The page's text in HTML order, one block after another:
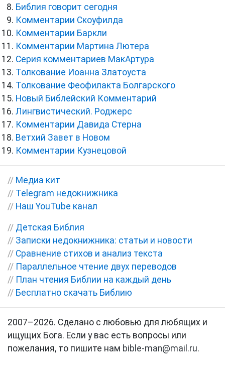
Библия говорит сегодня
Комментарии Скоуфилда
Комментарии Баркли
Комментарии Мартина Лютера
Серия комментариев МакАртура
Толкование Иоанна Златоуста
Толкование Феофилакта Болгарского
Новый Библейский Комментарий
Лингвистический. Роджерс
Комментарии Давида Стерна
Ветхий Завет в Новом
Комментарии Кузнецовой
// Медиа кит
// Telegram недокнижника
// Наш YouTube канал
// Детская Библия
// Записки недокнижника: статьи и новости
// Сравнение стихов и анализ текста
// Параллельное чтение двух переводов
// План чтения Библии на каждый день
// Бесплатно скачать Библию
2007–2026. Сделано с любовью для любящих и
ищущих Бога. Если у вас есть вопросы или
пожелания, то пишите нам bible-man@mail.ru.